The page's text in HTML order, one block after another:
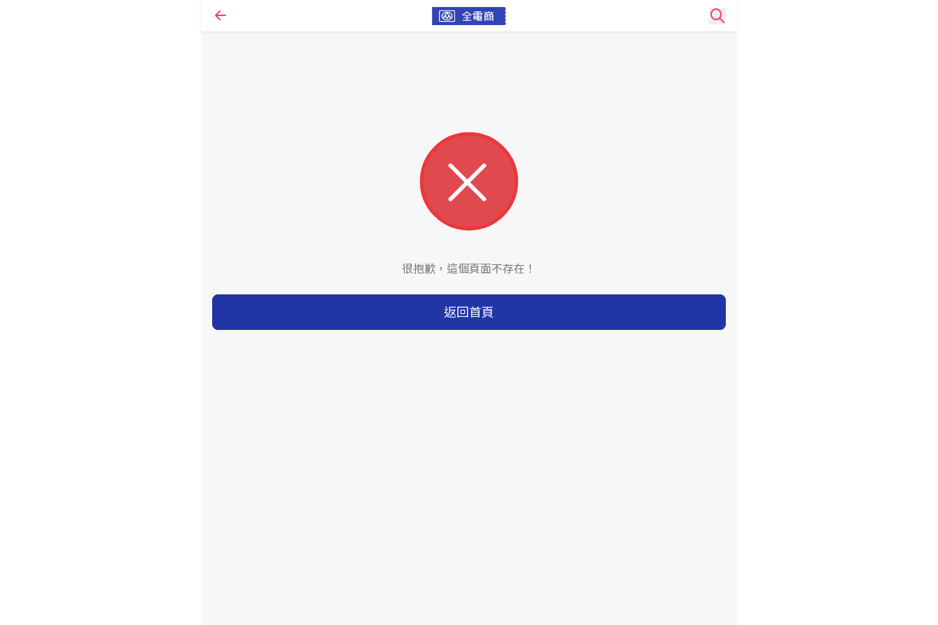
很抱歉，這個頁面不存在！
返回首頁